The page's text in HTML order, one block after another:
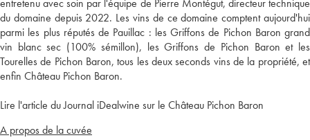
entretenu avec soin par l'équipe de Pierre Montégut, directeur technique
du domaine depuis 2022. Les vins de ce domaine comptent aujourd'hui
parmi les plus réputés de Pauillac : les Griffons de Pichon Baron grand
vin blanc sec (100% sémillon), les Griffons de Pichon Baron et les
Tourelles de Pichon Baron, tous les deux seconds vins de la propriété, et
enfin Château Pichon Baron.
Lire l'article du Journal iDealwine sur le Château Pichon Baron
A propos de la cuvée